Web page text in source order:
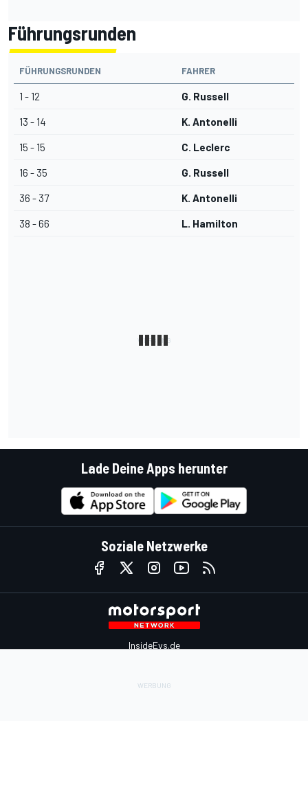
Führungsrunden
FÜHRUNGSRUNDEN FAHRER
1 - 12 G. Russell
13 - 14 K. Antonelli
15 - 15 C. Leclerc
16 - 35 G. Russell
36 - 37 K. Antonelli
38 - 66 L. Hamilton
Lade Deine Apps herunter
Soziale Netzwerke
InsideEvs.de
Motorsportstats.com